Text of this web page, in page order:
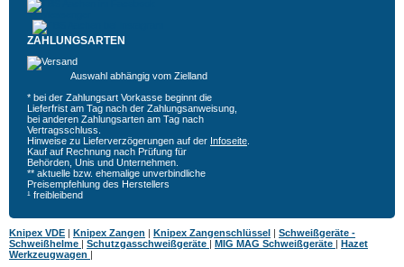
ZAHLUNGSARTEN
Auswahl abhängig vom Zielland
* bei der Zahlungsart Vorkasse beginnt die
Lieferfrist am Tag nach der Zahlungsanweisung,
bei anderen Zahlungsarten am Tag nach
Vertragsschluss.
Hinweise zu Lieferverzögerungen auf der Infoseite
Kauf auf Rechnung nach Prüfung für
Behörden, Unis und Unternehmen.
** aktuelle bzw. ehemalige unverbindliche
Preisempfehlung des Herstellers
¹ freibleibend
Knipex VDE | Knipex Zangen | Knipex Zangenschlüssel | Schweißgeräte -
Schweißhelme | Schutzgasschweißgeräte | MIG MAG Schweißgeräte | Hazet
Werkzeugwagen |